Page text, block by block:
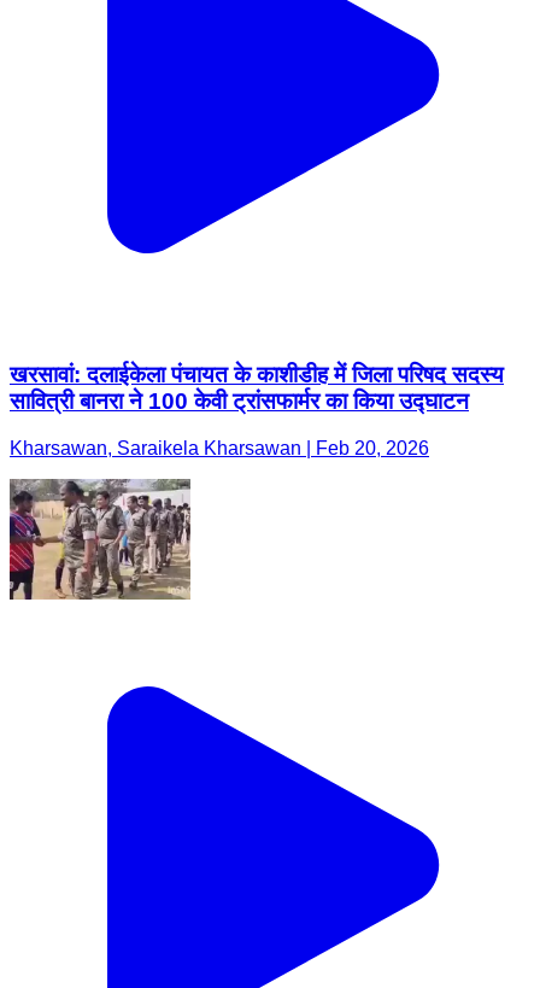
खरसावां: दलाईकेला पंचायत के काशीडीह में जिला परिषद सदस्य
सावित्री बानरा ने 100 केवी ट्रांसफार्मर का किया उद्घाटन
Kharsawan, Saraikela Kharsawan | Feb 20, 2026